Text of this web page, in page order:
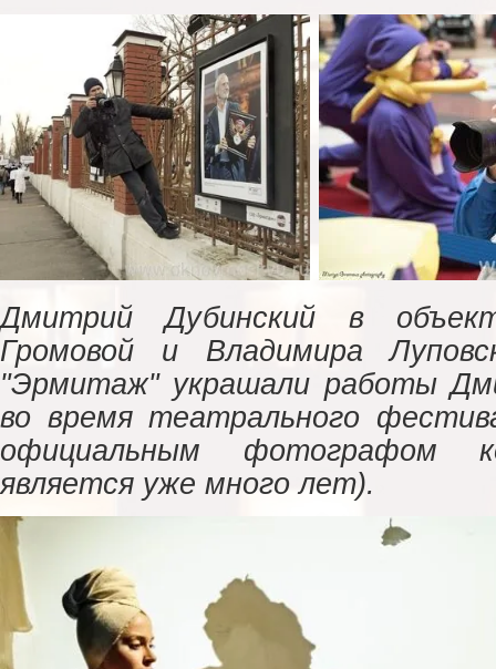
Дмитрий Дубинский в
Громовой и Владимира
"Эрмитаж" украшали работы
во время театрального
официальным фотографом
является уже много лет).